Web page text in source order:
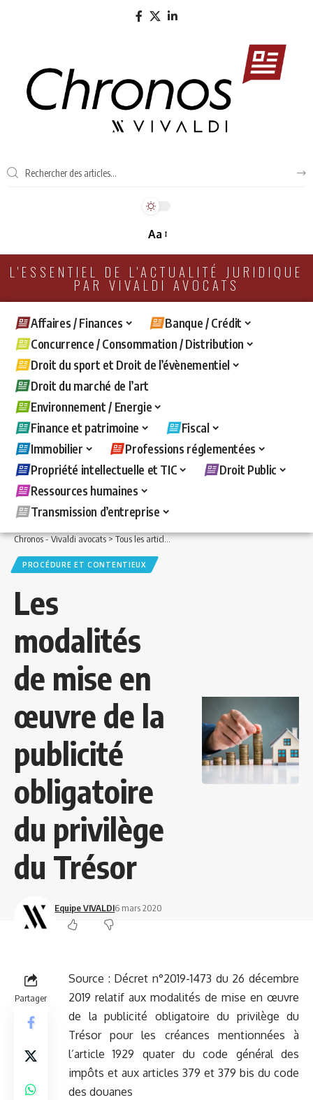
Aa
L'ESSENTIEL DE L'ACTUALITÉ JURIDIQUE
PAR VIVALDI AVOCATS
Affaires / Finances
Banque / Crédit
Concurrence / Consommation / Distribution
Droit du sport et Droit de l’évènementiel
Droit du marché de l’art
Environnement / Energie
Finance et patrimoine
Fiscal
Immobilier
Professions réglementées
Propriété intellectuelle et TIC
Droit Public
Ressources humaines
Transmission d’entreprise
Chronos - Vivaldi avocats>Tous les articles >Fiscal>Procédure et contentieux>
PROCÉDURE ET CONTENTIEUX
Les
modalités
de mise en
œuvre de la
publicité
obligatoire
du privilège
du Trésor
Equipe VIVALDI6 mars 2020
Partager
Source : Décret n°2019-1473 du 26 décembre
2019 relatif aux modalités de mise en œuvre
de la publicité obligatoire du privilège du
Trésor pour les créances mentionnées à
l’article 1929 quater du code général des
impôts et aux articles 379 et 379 bis du code
des douanes